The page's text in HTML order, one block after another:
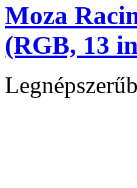
Moza
(RGB, 13